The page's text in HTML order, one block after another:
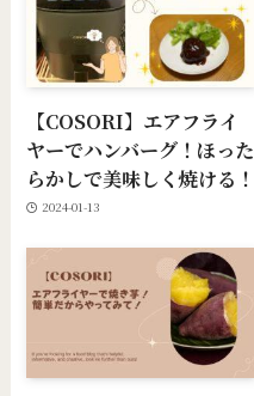
【COSORI】エアフライ
ヤーでハンバーグ！ほった
らかしで美味しく焼ける！
2024-01-13